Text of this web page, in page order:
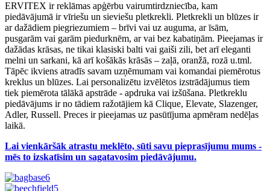
ERVITEX ir reklāmas apģērbu vairumtirdzniecība, kam
piedāvājumā ir vīriešu un sieviešu pletkrekli. Pletkrekli un blūzes ir
ar dažādiem piegriezumiem – brīvi vai uz auguma, ar īsām,
pusgarām vai garām piedurknēm, ar vai bez kabatiņām. Pieejamas ir
dažādas krāsas, ne tikai klasiski balti vai gaiši zili, bet arī eleganti
melni un sarkani, kā arī košākās krāsās – zaļā, oranžā, rozā u.tml.
Tāpēc ikviens atradīs savam uzņēmumam vai komandai piemērotus
kreklus un blūzes. Lai personalizētu izvēlētos izstrādājumus tiem
tiek piemērota tālākā apstrāde - apdruka vai izšūšana. Pletkreklu
piedāvājums ir no tādiem ražotājiem kā Clique, Elevate, Slazenger,
Adler, Russell. Preces ir pieejamas uz pasūtījuma apmēram nedēļas
laikā.
Lai vienkāršāk atrastu meklēto, sūti savu pieprasījumu mums -
mēs to izskatīsim un sagatavosim piedāvājumu.